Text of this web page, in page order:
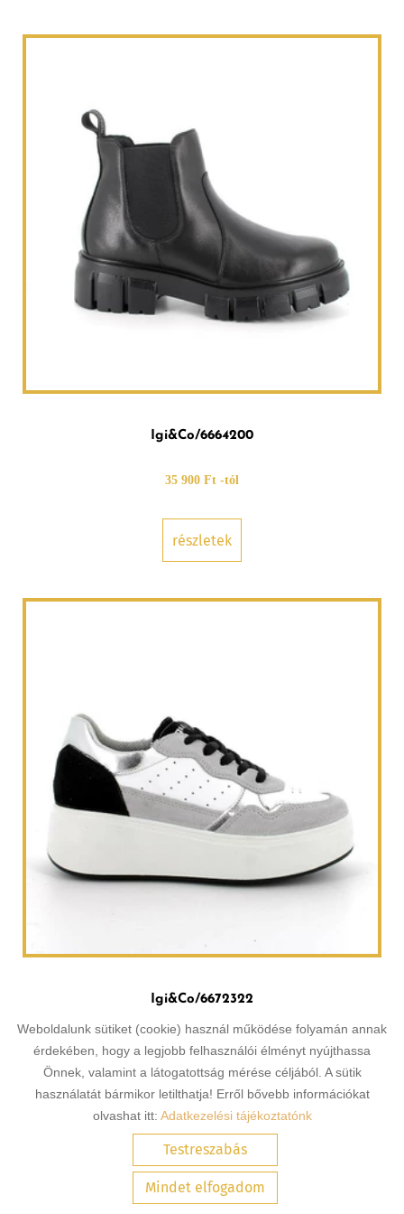
Igi&Co/6664200
35 900 Ft -tól
részletek
Igi&Co/6672322
36 900 Ft -tól
részletek
Mindet elfogadom
Testreszabás
Weboldalunk sütiket (cookie) használ működése folyamán annak
érdekében, hogy a legjobb felhasználói élményt nyújthassa
Önnek, valamint a látogatottság mérése céljából. A sütik
használatát bármikor letilthatja! Erről bővebb információkat
olvashat itt: Adatkezelési tájékoztatónk
KERESÉS AZ OLDAL TARTALMÁBAN